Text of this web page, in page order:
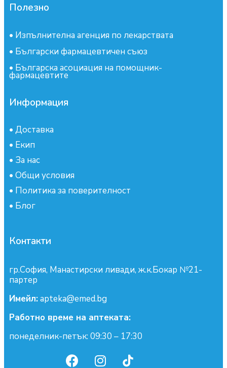
Полезно
• Изпълнителна агенция по лекарствата
• Български фармацевтичен съюз
• Българска асоциация на помощник-
фармацевтите
Информация
• Доставка
• Екип
• За нас
• Общи условия
• Политика за поверителност
• Блог
Контакти
гр.София, Манастирски ливади, ж.к.Бокар №21-
партер
Имейл:apteka@emed.bg
Работно време на аптеката:
понеделник-петък: 09:30 – 17:30